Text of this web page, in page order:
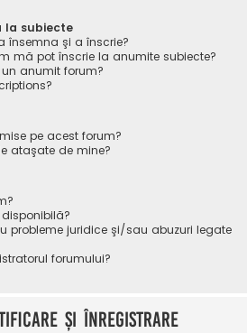
la subiecte
însemna şi a înscrie?
mă pot înscrie la anumite subiecte?
anumit forum?
pe acest forum?
ataşate de mine?
probleme juridice şi/sau abuzuri legate
forumului?
şi înregistrare